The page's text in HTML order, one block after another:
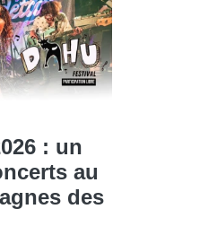
: un
au
des